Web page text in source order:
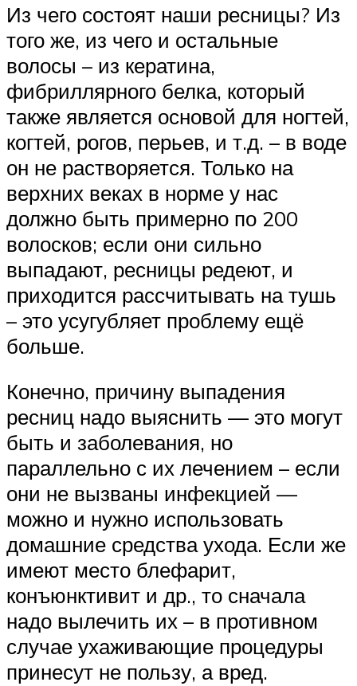
Из чего состоят наши ресницы? Из
того же, из чего и остальные
волосы – из кератина,
фибриллярного белка, который
также является основой для ногтей,
когтей, рогов, перьев, и т.д. – в воде
он не растворяется. Только на
верхних веках в норме у нас
должно быть примерно по 200
волосков; если они сильно
выпадают, ресницы редеют, и
приходится рассчитывать на тушь
– это усугубляет проблему ещё
больше.
Конечно, причину выпадения
ресниц надо выяснить — это могут
быть и заболевания, но
параллельно с их лечением – если
они не вызваны инфекцией —
можно и нужно использовать
домашние средства ухода. Если же
имеют место блефарит,
конъюнктивит и др., то сначала
надо вылечить их – в противном
случае ухаживающие процедуры
принесут не пользу, а вред.